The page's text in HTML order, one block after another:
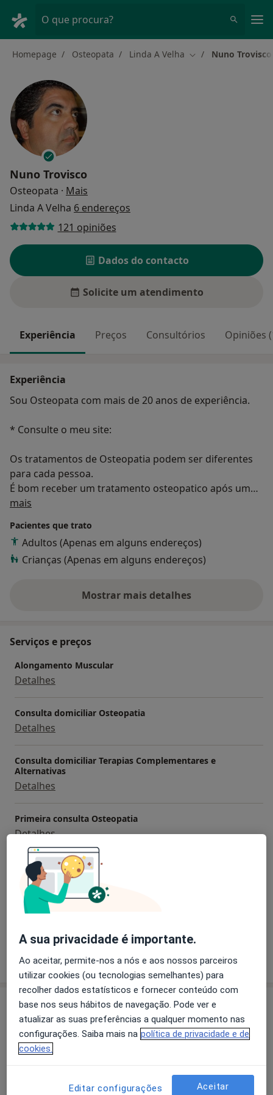
O que procura?
Homepage Osteopata Linda A Velha Mudar de cidade
Nuno Trovisco
Nuno Trovisco
Osteopata · Mais
Linda A Velha 6 endereços
121 opiniões
Dados do contacto
Solicite um atendimento
Experiência Preços Consultórios Opiniões
Experiência
Sou Osteopata com mais de 20 anos de experiência.
* Consulte o meu site:
Os tratamentos de Osteopatia podem ser diferentes
para cada pessoa.
É bom receber um tratamento osteopatico após um
período difícil, durante o qual fomos mal tratados
É nesses períodos que o nosso corpo acumula
tensões. Libertar essas tensões uma vez ultrapassada
a dificuldade permite uma recuperação rápida em
de saúde I.P).
Registado na AIO (Associação independente de
Osteopatia).
mais
Pacientes que trato
Adultos (Apenas em alguns endereços)
Crianças (Apenas em alguns endereços)
Mostrar mais detalhes
sobre a experiência
Serviços e preços
Alongamento Muscular
Detalhes
Consulta domiciliar Osteopatia
Detalhes
Consulta domiciliar Terapias Complementares e
Alternativas
Detalhes
Primeira consulta Osteopatia
Detalhes
Primeira consulta Terapias Complementares e
Alternativas
Detalhes
Como mostramos os preços?
Consultórios (6)
Morada 1 Morada 2 Morada 3 Morada 4
A sua privacidade é importante.
Ao aceitar, permite-nos a nós e aos nossos parceiros
utilizar cookies (ou tecnologias semelhantes) para
recolher dados estatísticos e fornecer conteúdo com
base nos seus hábitos de navegação. Pode ver e
atualizar as suas preferências a qualquer momento nas
configurações. Saiba mais na política de privacidade e de
cookies.
Editar configurações Aceitar